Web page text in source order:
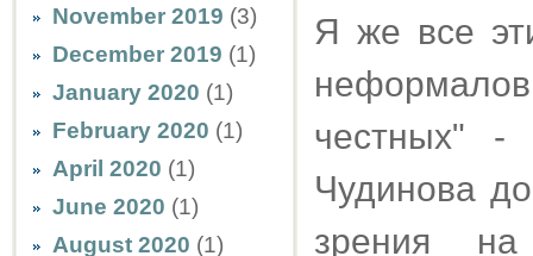
November 2019 (3)
December 2019 (1)
January 2020 (1)
February 2020 (1)
April 2020 (1)
June 2020 (1)
August 2020 (1)
Я же все
честных"
Чудинова
зрения